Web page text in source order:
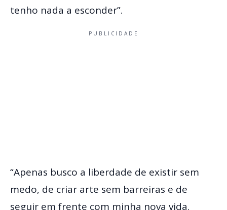
tenho nada a esconder”.
PUBLICIDADE
“Apenas busco a liberdade de existir sem
medo, de criar arte sem barreiras e de
seguir em frente com minha nova vida.